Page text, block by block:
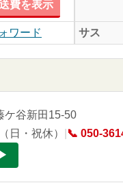
費を表示
ワード
サス
ケ谷新田15-50
日・祝休）
📞 050-